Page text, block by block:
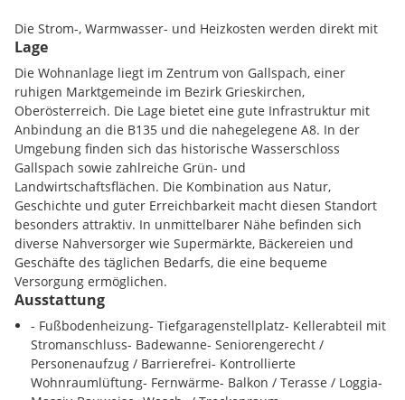
Die Strom-, Warmwasser- und Heizkosten werden direkt mit
dem jeweiligen Versorgungsunternehmen abgerechnet.
Geförderte Mietwohnungen gemäß OÖ Wohnbauförderung
Bei diesem Projekt handelt es sich um geförderte
Mietwohnungen nach dem OÖ Wohnbauförderungsgesetz.
Voraussetzung für die Wohnungsvergabe sind u.a.:
*Volljährigkeit
*Hauptwohnsitz in der Wohnung
*Nutzung zur dauerhaften Wohnbedürfnisdeckung
*Einhaltung der Einkommensgrenzen:
o1 Person: max. EUR 50.000 netto
o2 Personen: max. EUR 85.000 netto
oje weitere Person: + EUR 7.500 netto
Weitere Informationen: www.land-
oberoesterreich.gv.at/528982.htm
Für nähere Informationen steht Ihnen Frau Flora Krenmayr
unter krenmayr@zeininger.immobilien unverbindlich zu
Lage
Die Wohnanlage liegt im Zentrum von Gallspach, einer
ruhigen Marktgemeinde im Bezirk Grieskirchen,
Oberösterreich. Die Lage bietet eine gute Infrastruktur mit
Anbindung an die B135 und die nahegelegene A8. In der
Umgebung finden sich das historische Wasserschloss
Gallspach sowie zahlreiche Grün- und
Landwirtschaftsflächen. Die Kombination aus Natur,
Geschichte und guter Erreichbarkeit macht diesen Standort
besonders attraktiv. In unmittelbarer Nähe befinden sich
diverse Nahversorger wie Supermärkte, Bäckereien und
Geschäfte des täglichen Bedarfs, die eine bequeme
Versorgung ermöglichen.
Ausstattung
- Fußbodenheizung- Tiefgaragenstellplatz- Kellerabteil mit
Stromanschluss- Badewanne- Seniorengerecht /
Personenaufzug / Barrierefrei- Kontrollierte
Wohnraumlüftung- Fernwärme- Balkon / Terasse / Loggia-